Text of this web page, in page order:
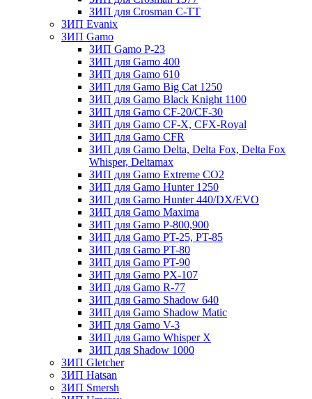
ЗИП для Crosman C-TT
ЗИП Evanix
ЗИП Gamo
ЗИП Gamo P-23
ЗИП для Gamo 400
ЗИП для Gamo 610
ЗИП для Gamo Big Cat 1250
ЗИП для Gamo Black Knight 1100
ЗИП для Gamo CF-20/CF-30
ЗИП для Gamo CF-X, CFX-Royal
ЗИП для Gamo CFR
ЗИП для Gamo Delta, Delta Fox, Delta Fox
Whisper, Deltamax
ЗИП для Gamo Extreme CO2
ЗИП для Gamo Hunter 1250
ЗИП для Gamo Hunter 440/DX/EVO
ЗИП для Gamo Maxima
ЗИП для Gamo P-800,900
ЗИП для Gamo PT-25, PT-85
ЗИП для Gamo PT-80
ЗИП для Gamo PT-90
ЗИП для Gamo PX-107
ЗИП для Gamo R-77
ЗИП для Gamo Shadow 640
ЗИП для Gamo Shadow Matic
ЗИП для Gamo V-3
ЗИП для Gamo Whisper X
ЗИП для Shadow 1000
ЗИП Gletcher
ЗИП Hatsan
ЗИП Smersh